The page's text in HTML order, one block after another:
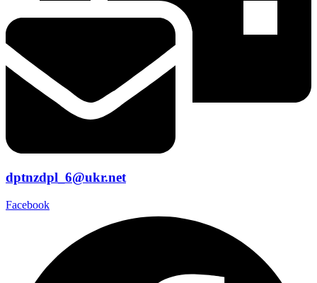
dptnzdpl_6@ukr.net
Facebook